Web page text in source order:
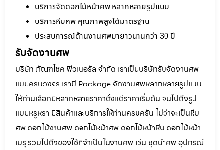
บริการจัดดอกไม้หน้าศพ หลากหลายรูปแบบ
บริการหีบศพ คุณภาพสูงได้มาตรฐาน
ประสบการณ์ด้านงานศพมายาวนานกว่า 30 ปี
รับจัดงานศพ
บริษัท ภัณฑโชค ฟิวเนอรัล จำกัด เราเป็นบริษัทรับจัดงานศพ
แบบครบวงจร เรามี Package จัดงานศพหลากหลายรูปแบบ
ให้ท่านเลือกมีหลากหลายราคาตั้งแต่ราคาเริ่มต้น จนไปถึงรูป
แบบหรูหรา มีสินค้าและบริการให้ท่านครบครัน ไม่ว่าจะเป็นหีบ
ศพ ดอกไม้งานศพ ดอกไม้หน้าศพ ดอกไม้หน้าหีบ ดอกไม้หน้า
เมรุ รวมไปถึงของใช้ที่จำเป็นในงานศพ เช่น ชุดนำศพ อุปกรณ์